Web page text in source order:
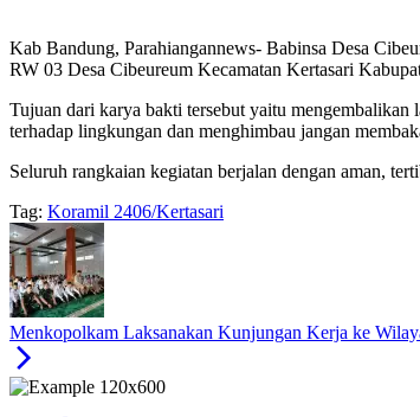
Kab Bandung, Parahiangannews- Babinsa Desa
RW 03 Desa Cibeureum Kecamatan Kertasari
Tujuan dari karya bakti tersebut yaitu
terhadap lingkungan dan menghimbau jangan
Seluruh rangkaian kegiatan berjalan dengan aman,
Tag: Koramil 2406/Kertasari
Menkopolkam Laksanakan Kunjungan Kerja ke